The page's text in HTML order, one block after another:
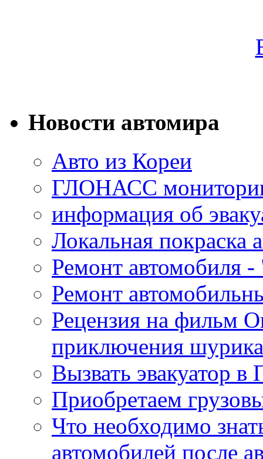
Новости автомира
Авто из Кореи
ГЛОНАСС
информация об
Локальная покраска
Ремонт автомобиля -
Ремонт
Рецензия на фильм
приключения шурика
Вызвать эвакуатор в
Приобретаем
Что необходимо
автомобилей после